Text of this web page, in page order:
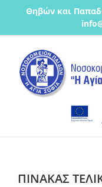
Μετάβαση
περιεχόμενο
Θηβών και
ΠΙΝΑΚΑΣ